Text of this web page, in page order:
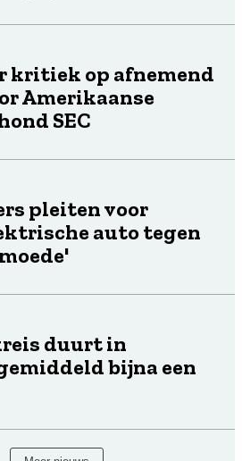
kritiek op afnemend
Amerikaanse
SEC
pleiten voor
auto tegen
duurt in
bijna een